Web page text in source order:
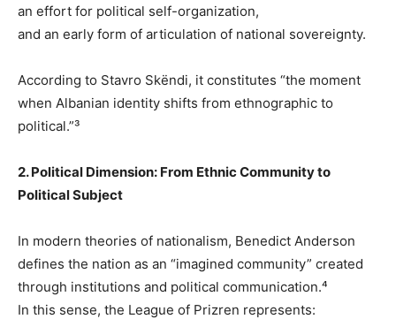
an effort for political self-organization,
and an early form of articulation of national sovereignty.
According to Stavro Skëndi, it constitutes “the moment
when Albanian identity shifts from ethnographic to
political.”³
2. Political Dimension: From Ethnic Community to
Political Subject
In modern theories of nationalism, Benedict Anderson
defines the nation as an “imagined community” created
through institutions and political communication.⁴
In this sense, the League of Prizren represents: